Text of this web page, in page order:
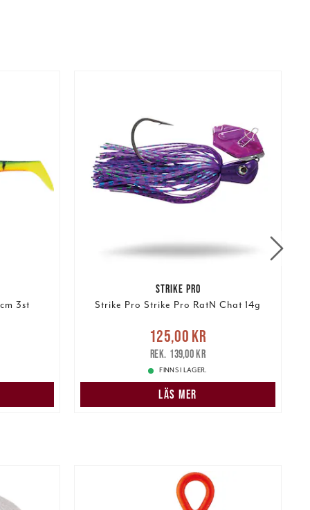
3st
STRIKE PRO
Strike Pro Strike Pro RatN Chat 14g
Nuvarande pris
Tidigare pris
125,00 kr
139,00 kr
FINNS I LAGER.
LÄS MER